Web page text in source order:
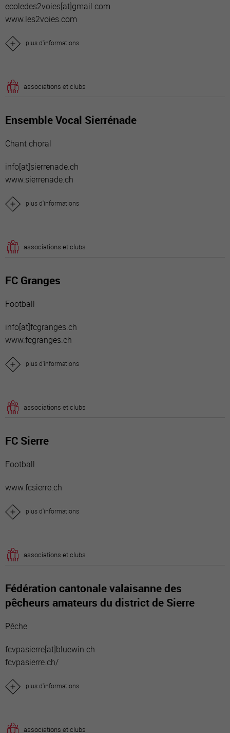
ecoledes2voies[at]gmail.com
www.les2voies.com
plus d'informations
associations et clubs
Ensemble Vocal Sierrénade
Chant choral
info[at]sierrenade.ch
www.sierrenade.ch
plus d'informations
associations et clubs
FC Granges
Football
info[at]fcgranges.ch
www.fcgranges.ch
plus d'informations
associations et clubs
FC Sierre
Football
www.fcsierre.ch
plus d'informations
associations et clubs
Fédération cantonale valaisanne des
pêcheurs amateurs du district de Sierre
Pêche
fcvpasierre[at]bluewin.ch
fcvpasierre.ch/
plus d'informations
associations et clubs